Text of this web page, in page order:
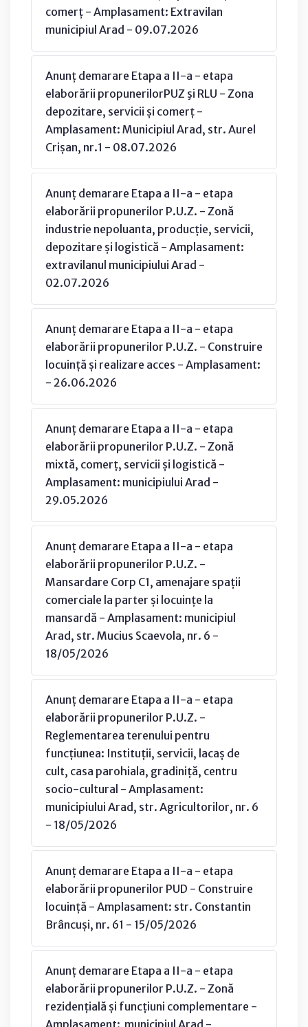
comerț - Amplasament: Extravilan
municipiul Arad - 09.07.2026
Anunț demarare Etapa a II-a - etapa
elaborării propunerilorPUZ şi RLU - Zona
depozitare, servicii și comerț -
Amplasament: Municipiul Arad, str. Aurel
Crișan, nr.1 - 08.07.2026
Anunț demarare Etapa a II-a - etapa
elaborării propunerilor P.U.Z. - Zonă
industrie nepoluanta, producție, servicii,
depozitare și logistică - Amplasament:
extravilanul municipiului Arad -
02.07.2026
Anunț demarare Etapa a II-a - etapa
elaborării propunerilor P.U.Z. - Construire
locuință și realizare acces - Amplasament:
- 26.06.2026
Anunț demarare Etapa a II-a - etapa
elaborării propunerilor P.U.Z. - Zonă
mixtă, comerț, servicii și logistică -
Amplasament: municipiului Arad -
29.05.2026
Anunț demarare Etapa a II-a - etapa
elaborării propunerilor P.U.Z. -
Mansardare Corp C1, amenajare spații
comerciale la parter și locuințe la
mansardă - Amplasament: municipiul
Arad, str. Mucius Scaevola, nr. 6 -
18/05/2026
Anunț demarare Etapa a II-a - etapa
elaborării propunerilor P.U.Z. -
Reglementarea terenului pentru
funcțiunea: Instituții, servicii, lacaș de
cult, casa parohiala, gradiniță, centru
socio-cultural - Amplasament:
municipiului Arad, str. Agricultorilor, nr. 6
- 18/05/2026
Anunț demarare Etapa a II-a - etapa
elaborării propunerilor PUD - Construire
locuință - Amplasament: str. Constantin
Brâncuși, nr. 61 - 15/05/2026
Anunț demarare Etapa a II-a - etapa
elaborării propunerilor P.U.Z. - Zonă
rezidențială și funcțiuni complementare -
Amplasament: municipiul Arad -